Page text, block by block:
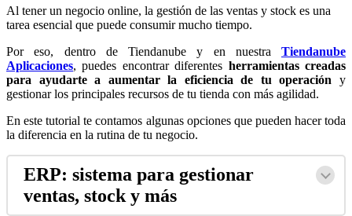
Al tener un negocio online, la gestión de las ventas y stock es una
tarea esencial que puede consumir mucho tiempo.
Por eso, dentro de Tiendanube y en nuestra Tiendanube
Aplicaciones, puedes encontrar diferentes herramientas creadas
para ayudarte a aumentar la eficiencia de tu operación y
gestionar los principales recursos de tu tienda con más agilidad.
En este tutorial te contamos algunas opciones que pueden hacer toda
la diferencia en la rutina de tu negocio.
ERP: sistema para gestionar
ventas, stock y más